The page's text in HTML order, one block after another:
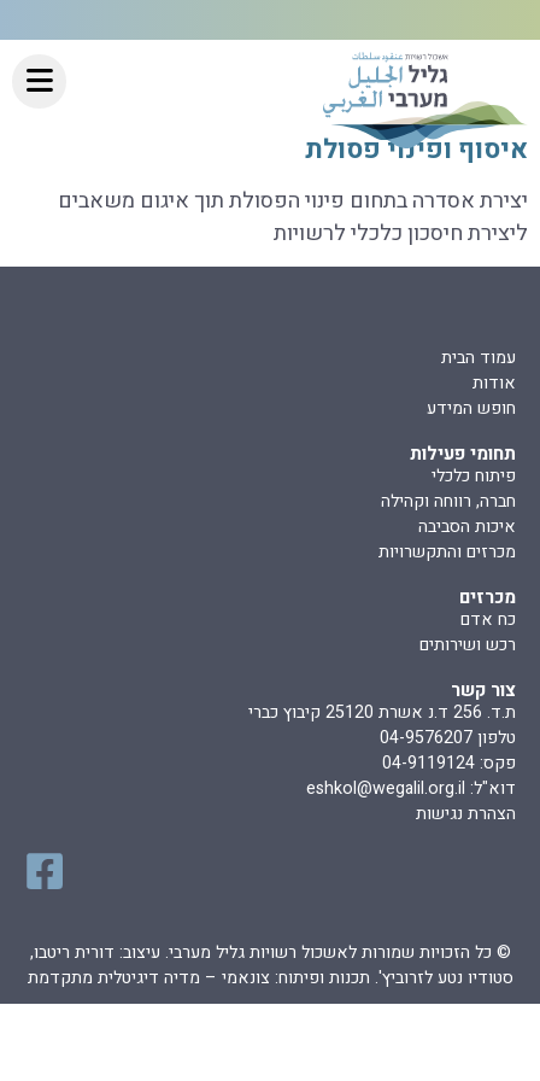
איסוף ופינוי פסולת
יצירת אסדרה בתחום פינוי הפסולת תוך איגום משאבים
ליצירת חיסכון כלכלי לרשויות
עמוד הבית
אודות
חופש המידע
תחומי פעילות
פיתוח כלכלי
חברה, רווחה וקהילה
איכות הסביבה
מכרזים והתקשרויות
מכרזים
כח אדם
רכש ושירותים
צור קשר
ת.ד. 256 ד.נ אשרת 25120 קיבוץ כברי
טלפון 04-9576207
פקס: 04-9119124
דוא"ל: eshkol@wegalil.org.il
הצהרת נגישות
© כל הזכויות שמורות לאשכול רשויות גליל מערבי. עיצוב: דורית ריטבו,
סטודיו נטע לזרוביץ'. תכנות ופיתוח: צונאמי – מדיה דיגיטלית מתקדמת